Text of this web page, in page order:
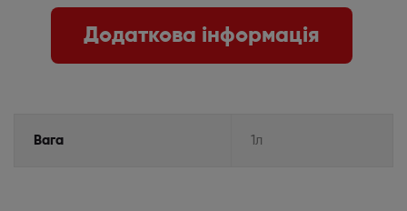
Додаткова інформація
Вага 1л